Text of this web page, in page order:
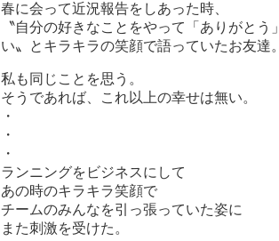
春に会って近況報告をしあった時、
〝自分の好きなことをやって「ありがと
い〟とキラキラの笑顔で語っていたお友達。
私も同じことを思う。
そうであれば、これ以上の幸せは無い。
・
・
・
ランニングをビジネスにして
あの時のキラキラ笑顔で
チームのみんなを引っ張っていた姿に
また刺激を受けた。